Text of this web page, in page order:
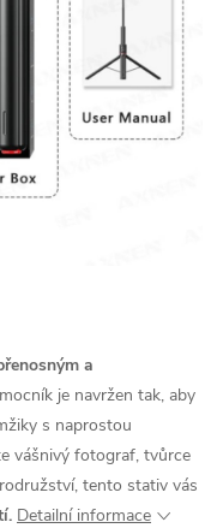
a
je navržen tak, aby
s naprostou
vášnivý fotograf, tvůrce
tento stativ vás
Detailní informace